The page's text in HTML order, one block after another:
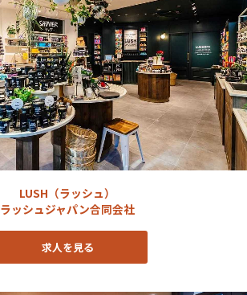
LUSH（ラッシュ）
ラッシュジャパン合同会社
求人を見る